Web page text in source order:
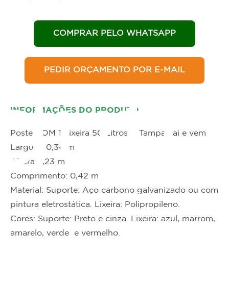
COMPRAR PELO WHATSAPP
PEDIR ORÇAMENTO POR E-MAIL
INFORMAÇÕES DO PRODUTO
Poste COM 1 Lixeira 50 Litros B Tampa vai e vem
Largura: 0,34 m
Altura: 1,23 m
Comprimento: 0,42 m
Material: Suporte: Aço carbono galvanizado ou com
pintura eletrostática. Lixeira: Polipropileno.
Cores: Suporte: Preto e cinza. Lixeira: azul, marrom,
amarelo, verde e vermelho.